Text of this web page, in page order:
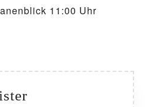
11:00 Uhr